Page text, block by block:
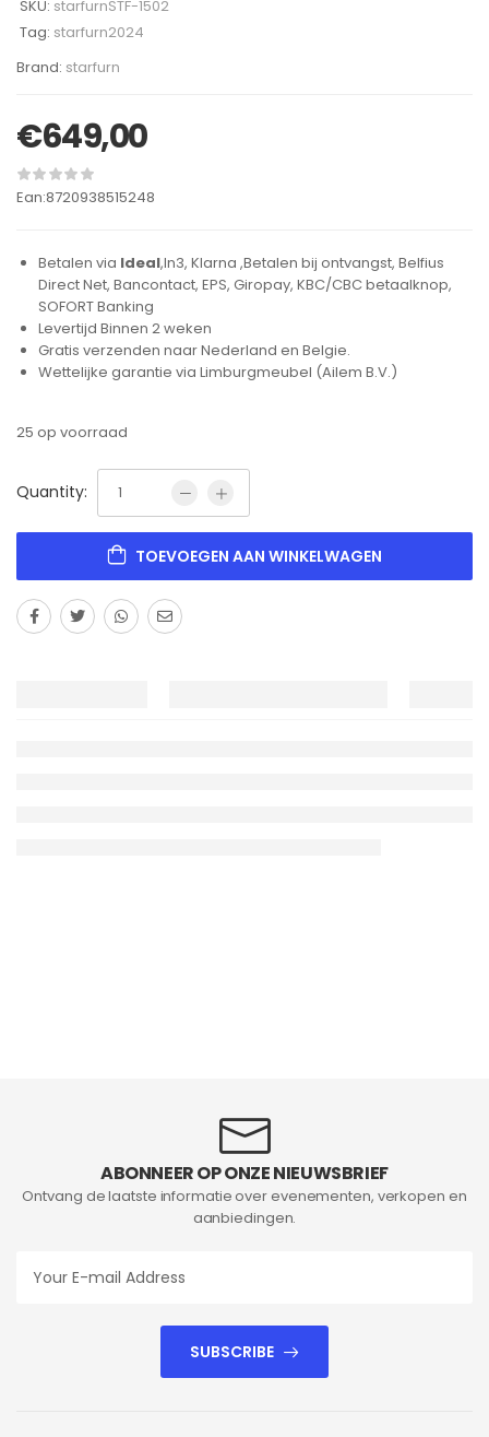
SKU: starfurnSTF-1502
Tag: starfurn2024
Brand: starfurn
€649,00
Ean:8720938515248
Betalen via Ideal,In3, Klarna ,Betalen bij ontvangst, Belfius
Direct Net, Bancontact, EPS, Giropay, KBC/CBC betaalknop,
SOFORT Banking
Levertijd Binnen 2 weken
Gratis verzenden naar Nederland en Belgie.
Wettelijke garantie via Limburgmeubel (Ailem B.V.)
25 op voorraad
Quantity:
TOEVOEGEN AAN WINKELWAGEN
ABONNEER OP ONZE NIEUWSBRIEF
Ontvang de laatste informatie over evenementen, verkopen en
aanbiedingen.
SUBSCRIBE